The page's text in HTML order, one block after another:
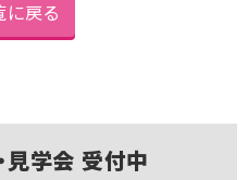
に戻る
見学会 受付中